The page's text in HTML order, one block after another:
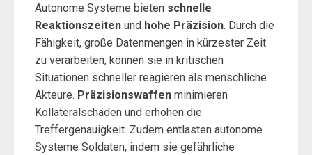
Autonome Systeme bieten schnelle
Reaktionszeiten und hohe Präzision. Durch die
Fähigkeit, große Datenmengen in kürzester Zeit
zu verarbeiten, können sie in kritischen
Situationen schneller reagieren als menschliche
Akteure. Präzisionswaffen minimieren
Kollateralschäden und erhöhen die
Treffergenauigkeit. Zudem entlasten autonome
Systeme Soldaten, indem sie gefährliche